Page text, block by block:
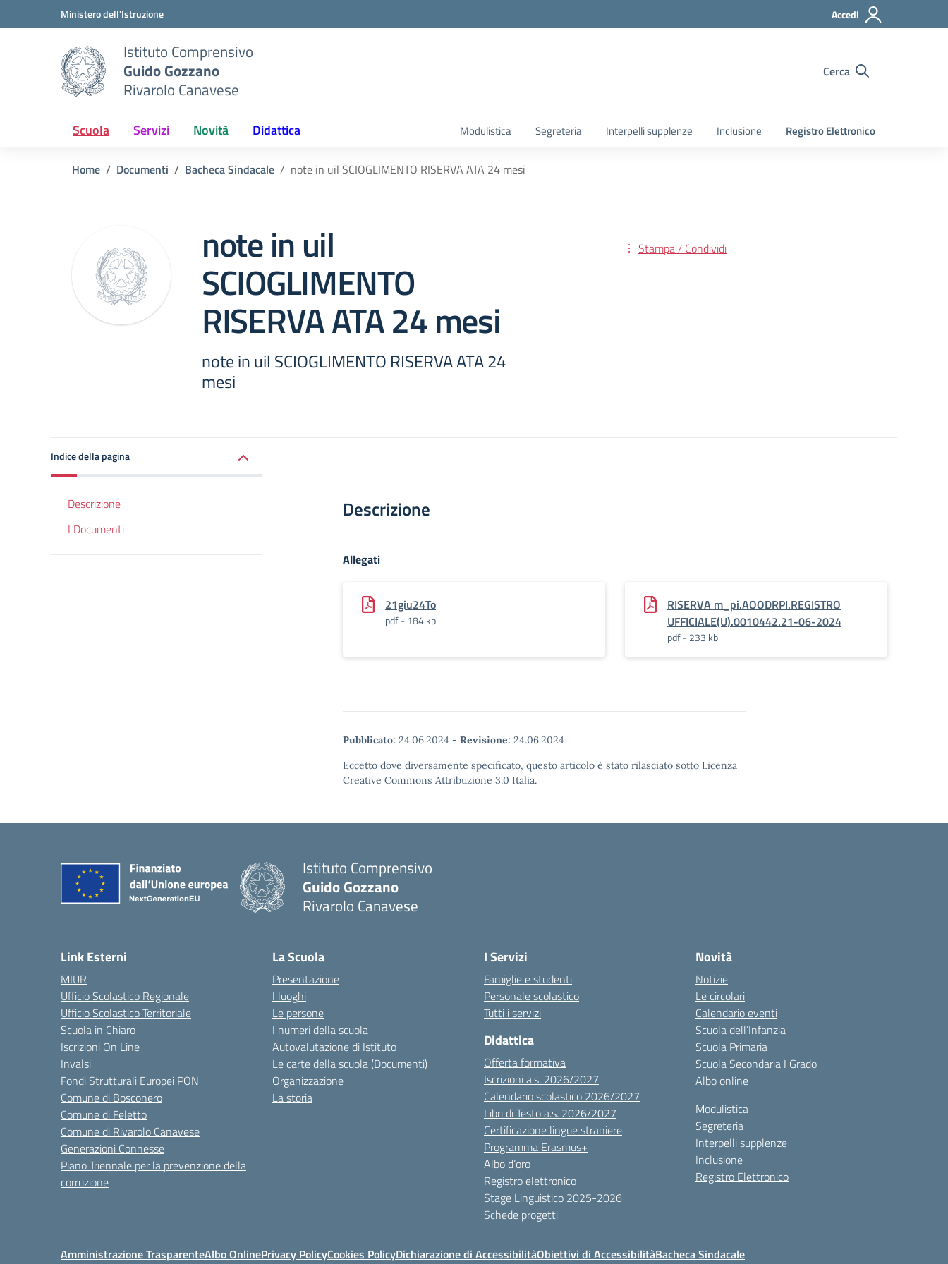
Vai ai contenuti
Vai al menu di navigazione
Ministero dell'Istruzione Accedi
Istituto Comprensivo
Guido Gozzano
Rivarolo Canavese
Cerca
Scuola Servizi Novità Didattica Modulistica Segreteria Interpelli supplenze Inclusione Registro Elettronico
Home Documenti Bacheca Sindacale note in uil SCIOGLIMENTO RISERVA ATA 24 mesi
note in uil
SCIOGLIMENTO
RISERVA ATA 24 mesi
note in uil SCIOGLIMENTO RISERVA ATA 24
mesi
Stampa / Condividi
Indice della pagina
Descrizione
I Documenti
Descrizione
Allegati
21giu24To
pdf - 184 kb
RISERVA m_pi.AOODRPI.REGISTRO
UFFICIALE(U).0010442.21-06-2024
pdf - 233 kb
Pubblicato: 24.06.2024 - Revisione: 24.06.2024
Eccetto dove diversamente specificato, questo articolo è stato rilasciato sotto Licenza
Creative Commons Attribuzione 3.0 Italia.
Istituto Comprensivo
Guido Gozzano
Rivarolo Canavese
Link Esterni
MIUR
Ufficio Scolastico Regionale
Ufficio Scolastico Territoriale
Scuola in Chiaro
Iscrizioni On Line
Invalsi
Fondi Strutturali Europei PON
Comune di Bosconero
Comune di Feletto
Comune di Rivarolo Canavese
Generazioni Connesse
Piano Triennale per la prevenzione della
corruzione
La Scuola
Presentazione
I luoghi
Le persone
I numeri della scuola
Autovalutazione di Istituto
Le carte della scuola (Documenti)
Organizzazione
La storia
I Servizi
Famiglie e studenti
Personale scolastico
Tutti i servizi
Didattica
Offerta formativa
Iscrizioni a.s. 2026/2027
Calendario scolastico 2026/2027
Libri di Testo a.s. 2026/2027
Certificazione lingue straniere
Programma Erasmus+
Albo d’oro
Registro elettronico
Stage Linguistico 2025-2026
Schede progetti
Novità
Notizie
Le circolari
Calendario eventi
Scuola dell’Infanzia
Scuola Primaria
Scuola Secondaria I Grado
Albo online
Modulistica
Segreteria
Interpelli supplenze
Inclusione
Registro Elettronico
Amministrazione TrasparenteAlbo OnlinePrivacy PolicyCookies PolicyDichiarazione di AccessibilitàObiettivi di AccessibilitàBacheca Sindacale